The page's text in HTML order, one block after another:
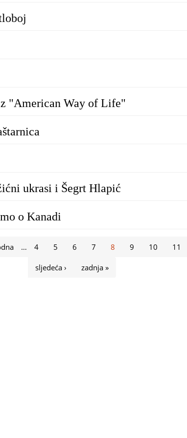
"American Way of Life"
ukrasi i Šegrt Hlapić
o Kanadi
… 4 5 6 7 8 9 10 11
sljedeća › zadnja »